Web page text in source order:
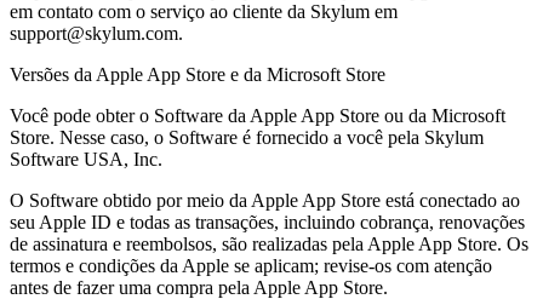
em contato com o serviço ao cliente da Skylum em
support@skylum.com.
Versões da Apple App Store e da Microsoft Store
Você pode obter o Software da Apple App Store ou da Microsoft
Store. Nesse caso, o Software é fornecido a você pela Skylum
Software USA, Inc.
O Software obtido por meio da Apple App Store está conectado ao
seu Apple ID e todas as transações, incluindo cobrança, renovações
de assinatura e reembolsos, são realizadas pela Apple App Store. Os
termos e condições da Apple se aplicam; revise-os com atenção
antes de fazer uma compra pela Apple App Store.